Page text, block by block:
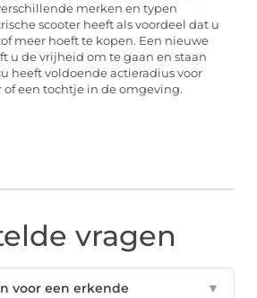
merken en typen
scooter heeft als voordeel dat u
meer hoeft te kopen. Een nieuwe
u de vrijheid om te gaan en staan
heeft voldoende actieradius voor
of een tochtje in de omgeving.
vragen
voor een erkende
▼